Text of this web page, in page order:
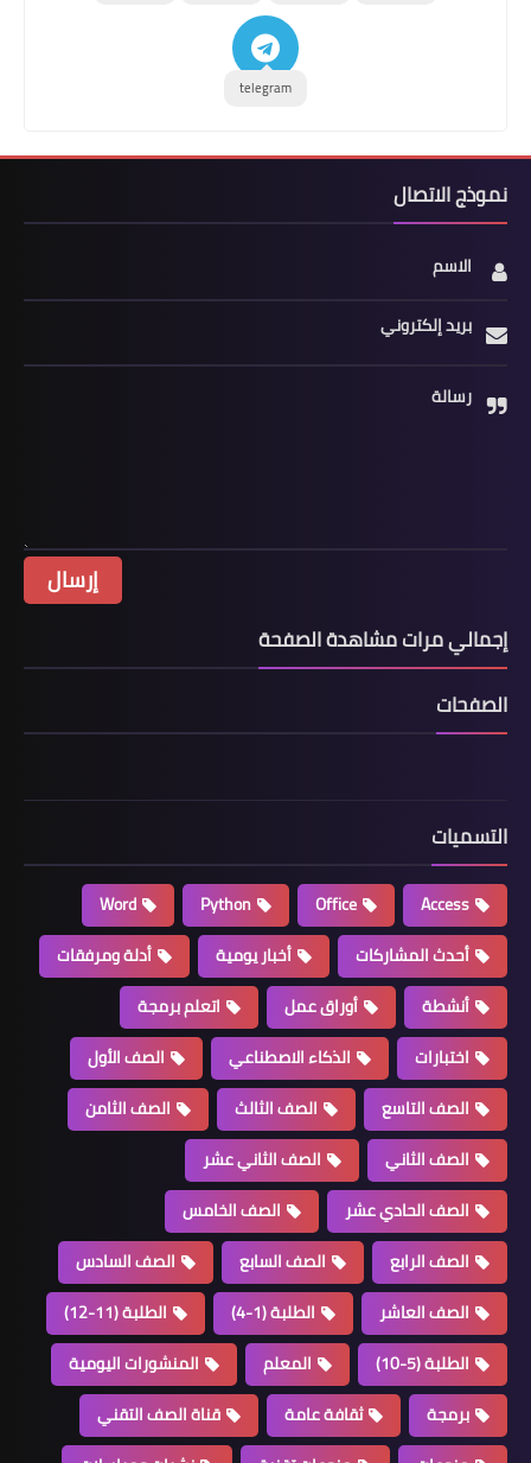
telegram
نموذج الاتصال
الاسم
بريد إلكتروني
رسالة
إجمالي مرات مشاهدة الصفحة
الصفحات
التسميات
Access
Office
Python
Word
أحدث المشاركات
أخبار يومية
أدلة ومرفقات
أنشطة
أوراق عمل
اتعلم برمجة
اختبارات
الذكاء الاصطناعي
الصف الأول
الصف التاسع
الصف الثالث
الصف الثامن
الصف الثاني
الصف الثاني عشر
الصف الحادي عشر
الصف الخامس
الصف الرابع
الصف السابع
الصف السادس
الصف العاشر
الطلبة (1-4)
الطلبة (11-12)
الطلبة (5-10)
المعلم
المنشورات اليومية
برمجة
ثقافة عامة
قناة الصف التقني